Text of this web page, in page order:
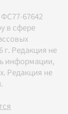
67642
в сфере
г. Редакция не
информации,
Редакция не